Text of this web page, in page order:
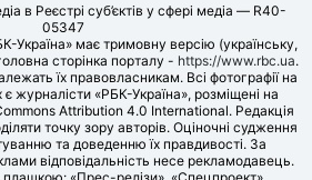
в Реєстрі суб’єктів у сфері медіа — R40-
05347
Україна» має тримовну версію (українську,
сторінка порталу - https://www.rbc.ua.
їх правовласникам. Всі фотографії на
журналісти «РБК-Україна», розміщені на
Attribution 4.0 International. Редакція
точку зору авторів. Оціночні судження
та доведенню їх правдивості. За
відповідальність несе рекламодавець.